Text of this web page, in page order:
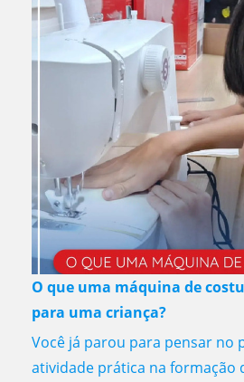
O que uma máquina de
para uma criança?
Você já parou para pensar no
atividade prática na formação